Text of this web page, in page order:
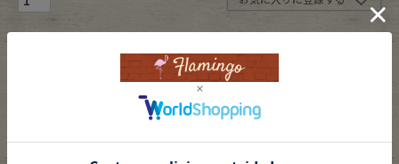
antique goods
vintage bicycle
カートに入れる